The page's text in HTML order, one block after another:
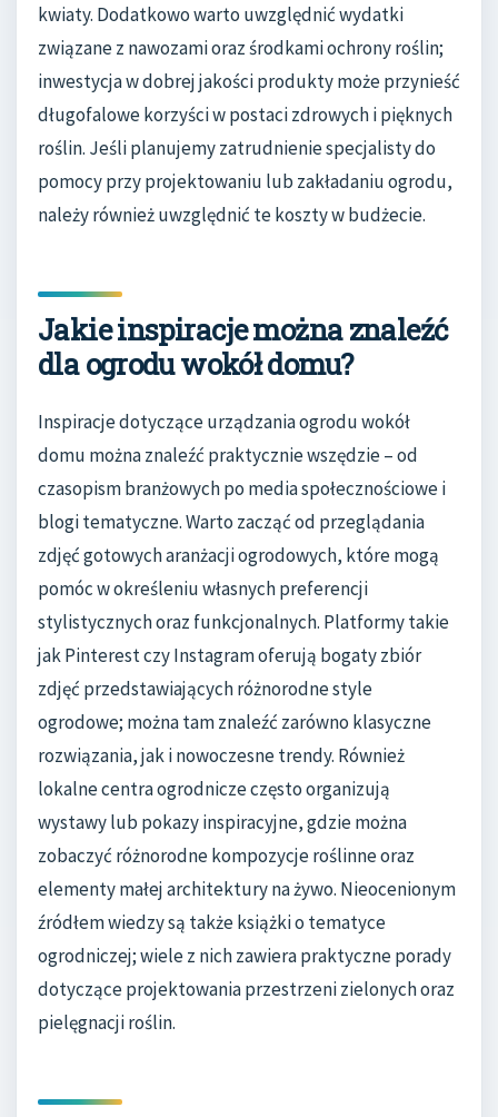
kwiaty. Dodatkowo warto uwzględnić wydatki
związane z nawozami oraz środkami ochrony roślin;
inwestycja w dobrej jakości produkty może przynieść
długofalowe korzyści w postaci zdrowych i pięknych
roślin. Jeśli planujemy zatrudnienie specjalisty do
pomocy przy projektowaniu lub zakładaniu ogrodu,
należy również uwzględnić te koszty w budżecie.
Jakie inspiracje można znaleźć
dla ogrodu wokół domu?
Inspiracje dotyczące urządzania ogrodu wokół
domu można znaleźć praktycznie wszędzie – od
czasopism branżowych po media społecznościowe i
blogi tematyczne. Warto zacząć od przeglądania
zdjęć gotowych aranżacji ogrodowych, które mogą
pomóc w określeniu własnych preferencji
stylistycznych oraz funkcjonalnych. Platformy takie
jak Pinterest czy Instagram oferują bogaty zbiór
zdjęć przedstawiających różnorodne style
ogrodowe; można tam znaleźć zarówno klasyczne
rozwiązania, jak i nowoczesne trendy. Również
lokalne centra ogrodnicze często organizują
wystawy lub pokazy inspiracyjne, gdzie można
zobaczyć różnorodne kompozycje roślinne oraz
elementy małej architektury na żywo. Nieocenionym
źródłem wiedzy są także książki o tematyce
ogrodniczej; wiele z nich zawiera praktyczne porady
dotyczące projektowania przestrzeni zielonych oraz
pielęgnacji roślin.